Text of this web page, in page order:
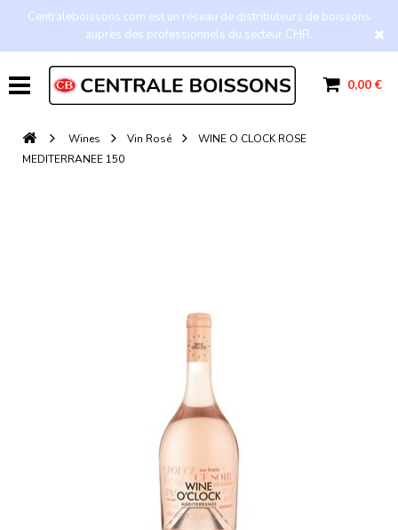
Centraleboissons.com est un réseau de distributeurs de boissons
auprès des professionnels du secteur CHR.
0,00 €
Wines Vin Rosé
WINE O CLOCK ROSE
MEDITERRANEE 150